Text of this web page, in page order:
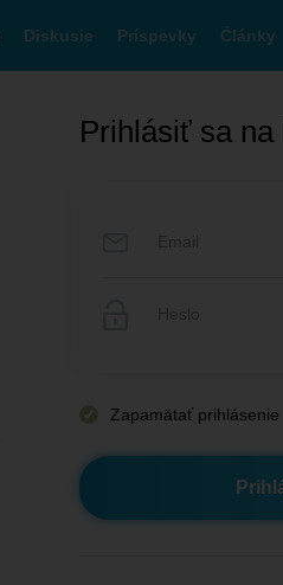
Diskusie Príspevky Články
Prihlásiť sa na
Zapamätať prihlásenie